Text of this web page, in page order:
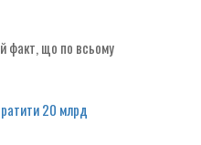
факт, що по всьому
20 млрд